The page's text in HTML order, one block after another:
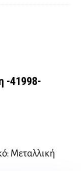
-41998-
Μεταλλική